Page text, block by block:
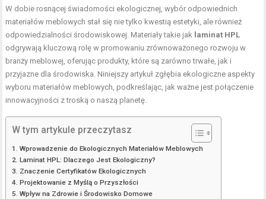
W dobie rosnącej świadomości ekologicznej, wybór odpowiednich
materiałów meblowych stał się nie tylko kwestią estetyki, ale również
odpowiedzialności środowiskowej. Materiały takie jak laminat HPL
odgrywają kluczową rolę w promowaniu zrównoważonego rozwoju w
branży meblowej, oferując produkty, które są zarówno trwałe, jak i
przyjazne dla środowiska. Niniejszy artykuł zgłębia ekologiczne aspekty
wyboru materiałów meblowych, podkreślając, jak ważne jest połączenie
innowacyjności z troską o naszą planetę.
W tym artykule przeczytasz
Wprowadzenie do Ekologicznych Materiałów Meblowych
Laminat HPL: Dlaczego Jest Ekologiczny?
Znaczenie Certyfikatów Ekologicznych
Projektowanie z Myślą o Przyszłości
Wpływ na Zdrowie i Środowisko Domowe